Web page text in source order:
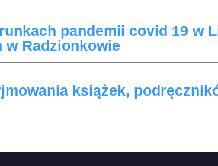
pandemii covid 19 w
w Radzionkowie
książek,